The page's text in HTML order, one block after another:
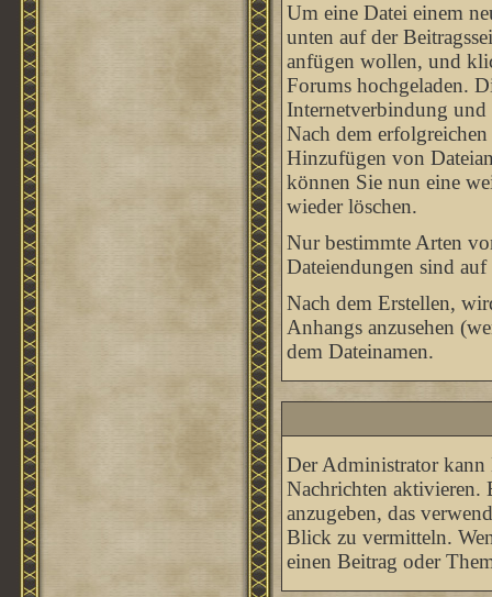
Um eine Datei einem
unten auf der
anfügen wollen, und
Forums hochgeladen.
Internetverbindung und
Nach dem
Hinzufügen von
können Sie nun eine
wieder löschen.
Nur bestimmte Arten
Dateiendungen sind
Nach dem Erstellen,
Anhangs anzusehen
dem Dateinamen.
Der Administrator kann
Nachrichten aktivieren.
anzugeben, das
Blick zu vermitteln.
einen Beitrag oder